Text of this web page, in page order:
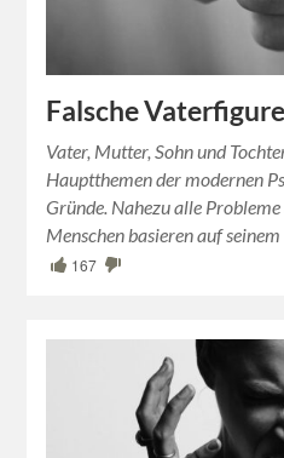
Falsche
Vater, Mutter, Sohn und
Hauptthemen der modernen
Gründe. Nahezu alle
Menschen basieren auf
167